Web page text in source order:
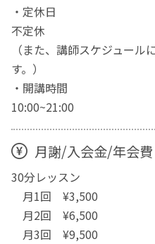
・定休日
不定休
（また、講師スケジュー
す。）
・開講時間
10:00~21:00
月謝/入会金/年会費
30分レッスン
月1回 ¥3,500
月2回 ¥6,500
月3回 ¥9,500